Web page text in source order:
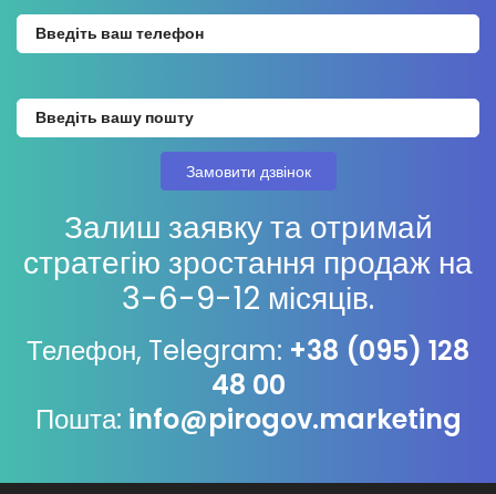
Залиш заявку та отримай
стратегію зростання продаж на
3-6-9-12 місяців.
Телефон, Telegram: +38 (095) 128
48 00
Пошта: info@pirogov.marketing